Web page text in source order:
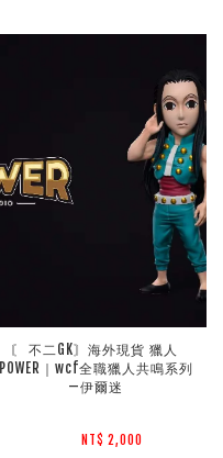
〘 不二GK〙海外現貨 獵人
POWER｜wcf全職獵人共鳴系列
—伊爾迷
NT$ 2,000